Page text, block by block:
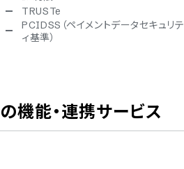
TRUSTe
PCIDSS（ペイメントデータセキュリテ
ィ基準）
の機能・連携サービス